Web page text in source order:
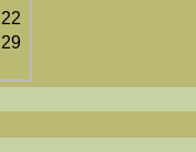
22
29